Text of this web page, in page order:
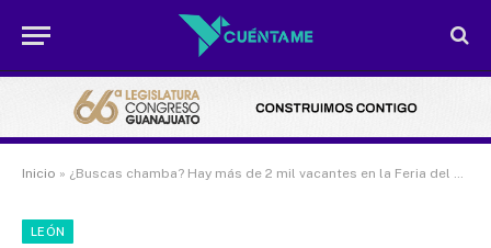
Inicio » ¿Buscas chamba? Hay más de 2 mil vacantes en la Feria del Empleo en León
LEÓN